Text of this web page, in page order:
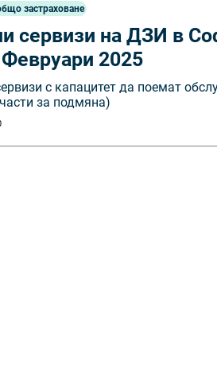
застраховане
сервизи на ДЗИ в
2025
с капацитет да поемат
за подмяна)